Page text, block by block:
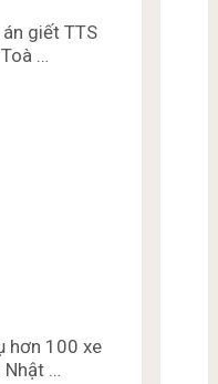
giết TTS
…
hơn 100 xe
…